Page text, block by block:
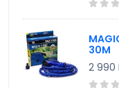
30M
2 990